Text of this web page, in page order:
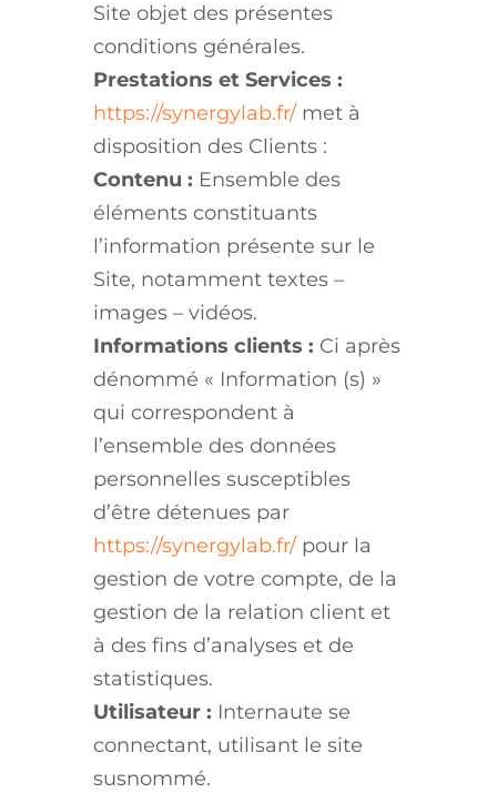
Site objet des présentes
conditions générales.
Prestations et Services :
https://synergylab.fr/ met à
disposition des Clients :
Contenu : Ensemble des
éléments constituants
l’information présente sur le
Site, notamment textes –
images – vidéos.
Informations clients : Ci après
dénommé « Information (s) »
qui correspondent à
l’ensemble des données
personnelles susceptibles
d’être détenues par
https://synergylab.fr/ pour la
gestion de votre compte, de la
gestion de la relation client et
à des fins d’analyses et de
statistiques.
Utilisateur : Internaute se
connectant, utilisant le site
susnommé.